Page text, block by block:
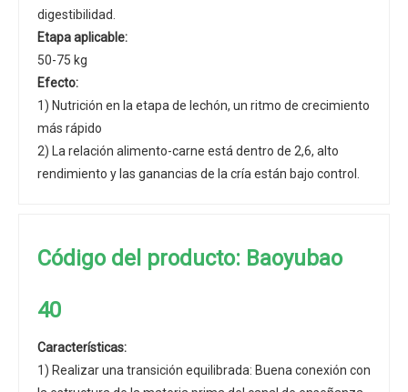
digestibilidad.
Etapa aplicable:
50-75 kg
Efecto:
1) Nutrición en la etapa de lechón, un ritmo de crecimiento
más rápido
2) La relación alimento-carne está dentro de 2,6, alto
rendimiento y las ganancias de la cría están bajo control.
Código del producto: Baoyubao
40
Características:
1) Realizar una transición equilibrada: Buena conexión con